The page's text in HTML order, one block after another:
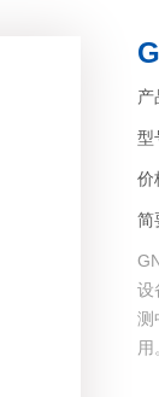
产
型
价
简
设
测
用